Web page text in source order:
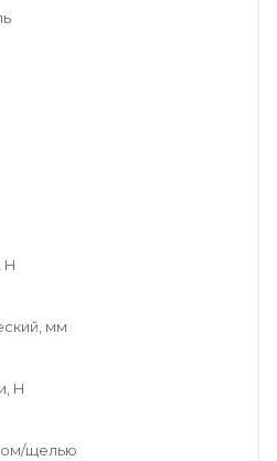
Н
мм
Н
щелью